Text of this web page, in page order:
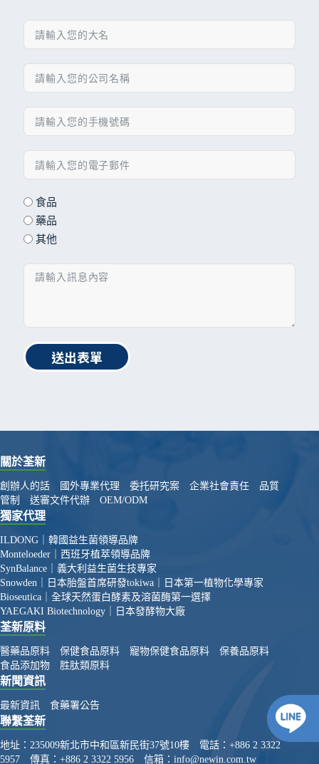
食品
藥品
其他
送出表單
關於荃新
創辦人的話 國外專業代理 委托研究案 企業社會責任
品質
管制
送審文件代辦 OEM/ODM
獨家代理
ILDONG｜韓國益生菌領導品牌
Monteloeder｜西班牙植萃領導品牌
SynBalance｜義大利益生菌生技專家
Snowden｜日本胎盤首席研發tokiwa｜日本第一植物化學專家
Bioseutica｜全球天然蛋白酵素及溶菌酶第一選擇
YAEGAKI Biotechnology｜日本發酵物大廠
荃新原料
醫藥品原料 保健食品原料 寵物保健食品原料
保養品原料
食品添加物
胜肽類原料
新聞資訊
最新資訊 食藥署公告
聯繫荃新
地址： 235009新北市中和區新民街37號10樓 電話： +886 2 3322
5957 傳真： +886 2 3322 5956 信箱： info@newin.com.tw